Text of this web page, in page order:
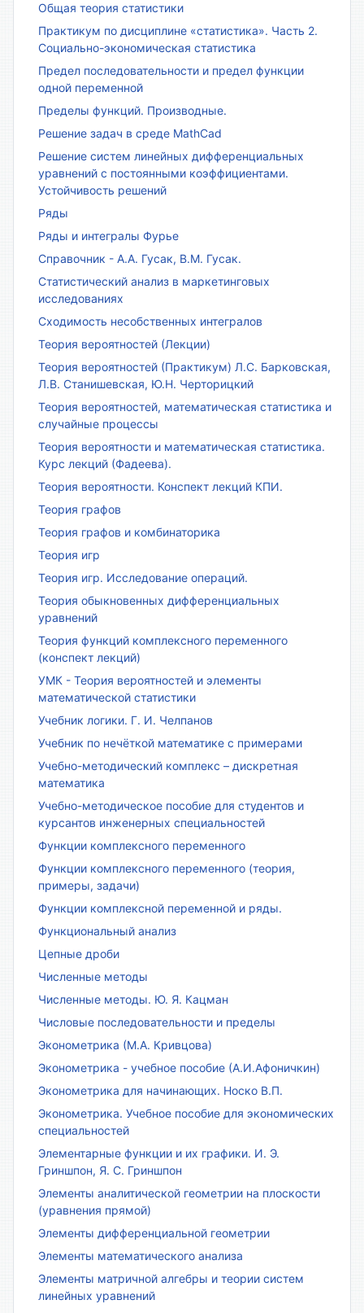
Общая теория статистики
Практикум по дисциплине «статистика». Часть 2.
Социально-экономическая статистика
Предел последовательности и предел функции
одной переменной
Пределы функций. Производные.
Решение задач в среде MathCad
Решение систем линейных дифференциальных
уравнений с постоянными коэффициентами.
Устойчивость решений
Ряды
Ряды и интегралы Фурье
Справочник - А.А. Гусак, В.М. Гусак.
Статистический анализ в маркетинговых
исследованиях
Сходимость несобственных интегралов
Теория вероятностей (Лекции)
Теория вероятностей (Практикум) Л.С. Барковская,
Л.В. Станишевская, Ю.Н. Черторицкий
Теория вероятностей, математическая статистика и
случайные процессы
Теория вероятности и математическая статистика.
Курс лекций (Фадеева).
Теория вероятности. Конспект лекций КПИ.
Теория графов
Теория графов и комбинаторика
Теория игр
Теория игр. Исследование операций.
Теория обыкновенных дифференциальных
уравнений
Теория функций комплексного переменного
(конспект лекций)
УМК - Теория вероятностей и элементы
математической статистики
Учебник логики. Г. И. Челпанов
Учебник по нечёткой математике с примерами
Учебно-методический комплекс – дискретная
математика
Учебно-методическое пособие для студентов и
курсантов инженерных специальностей
Функции комплексного переменного
Функции комплексного переменного (теория,
примеры, задачи)
Функции комплексной переменной и ряды.
Функциональный анализ
Цепные дроби
Численные методы
Численные методы. Ю. Я. Кацман
Числовые последовательности и пределы
Эконометрика (М.А. Кривцова)
Эконометрика - учебное пособие (А.И.Афоничкин)
Эконометрика для начинающих. Носко В.П.
Эконометрика. Учебное пособие для экономических
специальностей
Элементарные функции и их графики. И. Э.
Гриншпон, Я. С. Гриншпон
Элементы аналитической геометрии на плоскости
(уравнения прямой)
Элементы дифференциальной геометрии
Элементы математического анализа
Элементы матричной алгебры и теории систем
линейных уравнений